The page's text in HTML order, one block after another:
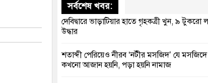
সর্বশেষ খবর:
দেবিদ্বারে ভাড়াটিয়ার হাতে গৃহকত্রী খুন, ৯ টুকরো
উদ্ধার
শতাব্দী পেরিয়েও নীরব ‘নটীর মসজিদ’ যে মসজিদে
কখনো আজান হয়নি, পড়া হয়নি নামাজ